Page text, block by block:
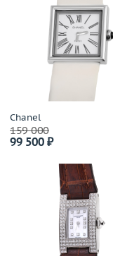
Chanel
159 000
99 500 ₽